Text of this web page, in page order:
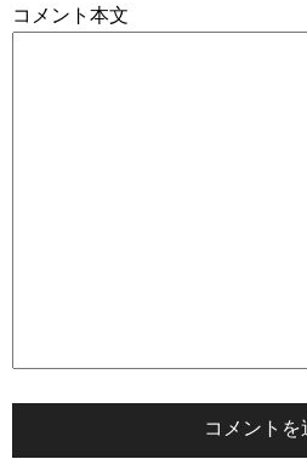
コメント本文